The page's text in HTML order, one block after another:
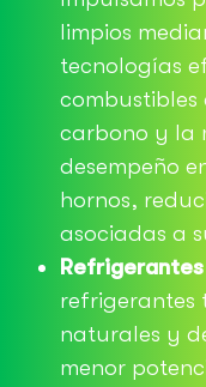
limpios
tecnologías
combustibles
carbono y la
desempeño
hornos,
asociadas a
refrigerantes
naturales y
menor